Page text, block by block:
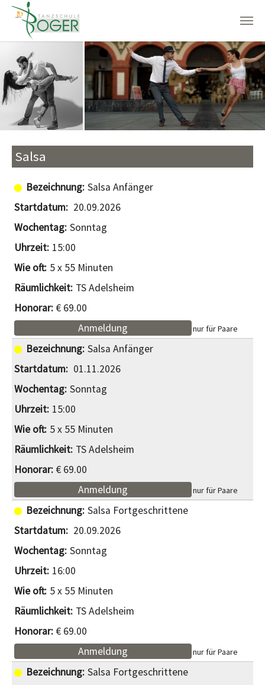
Zum Hauptinhalt springen
Salsa
Salsa Anfänger
20.09.2026
Sonntag
15:00
5 x 55 Minuten
TS Adelsheim
€ 69.00
Anmeldung
nur für Paare
Salsa Anfänger
01.11.2026
Sonntag
15:00
5 x 55 Minuten
TS Adelsheim
€ 69.00
Anmeldung
nur für Paare
Salsa Fortgeschrittene
20.09.2026
Sonntag
16:00
5 x 55 Minuten
TS Adelsheim
€ 69.00
Anmeldung
nur für Paare
Salsa Fortgeschrittene